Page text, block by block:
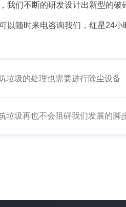
我们不断的研发设计出新型的
以随时来电咨询我们，红星24小
垃圾的处理也需要进行除尘设备
垃圾再也不会阻碍我们发展的脚